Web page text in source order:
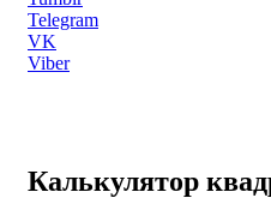
Telegram
VK
Viber
Калькулятор